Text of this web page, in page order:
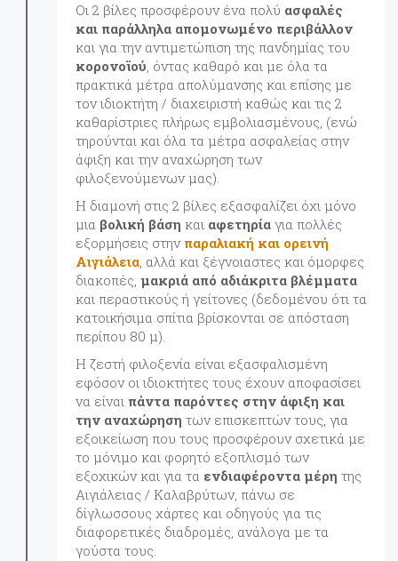
Οι 2 βίλες προσφέρουν ένα πολύ ασφαλές
και παράλληλα απομονωμένο περιβάλλον
και για την αντιμετώπιση της πανδημίας του
κορονοϊού, όντας καθαρό και με όλα τα
πρακτικά μέτρα απολύμανσης και επίσης με
τον ιδιοκτήτη / διαχειριστή καθώς και τις 2
καθαρίστριες πλήρως εμβολιασμένους, (ενώ
τηρούνται και όλα τα μέτρα ασφαλείας στην
άφιξη και την αναχώρηση των
φιλοξενούμενων μας).
Η διαμονή στις 2 βίλες εξασφαλίζει όχι μόνο
μια βολική βάση και αφετηρία για πολλές
εξορμήσεις στην παραλιακή και ορεινή
Αιγιάλεια, αλλά και ξέγνοιαστες και όμορφες
διακοπές, μακριά από αδιάκριτα βλέμματα
και περαστικούς ή γείτονες (δεδομένου ότι τα
κατοικήσιμα σπίτια βρίσκονται σε απόσταση
περίπου 80 μ).
Η ζεστή φιλοξενία είναι εξασφαλισμένη
εφόσον οι ιδιοκτήτες τους έχουν αποφασίσει
να είναι πάντα παρόντες στην άφιξη και
την αναχώρηση των επισκεπτών τους, για
εξοικείωση που τους προσφέρουν σχετικά με
το μόνιμο και φορητό εξοπλισμό των
εξοχικών και για τα ενδιαφέροντα μέρη της
Αιγιάλειας / Καλαβρύτων, πάνω σε
δίγλωσσους χάρτες και οδηγούς για τις
διαφορετικές διαδρομές, ανάλογα με τα
γούστα τους.